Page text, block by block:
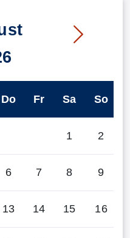
Do Fr Sa So
1 2
6 7 8 9
13 14 15 16